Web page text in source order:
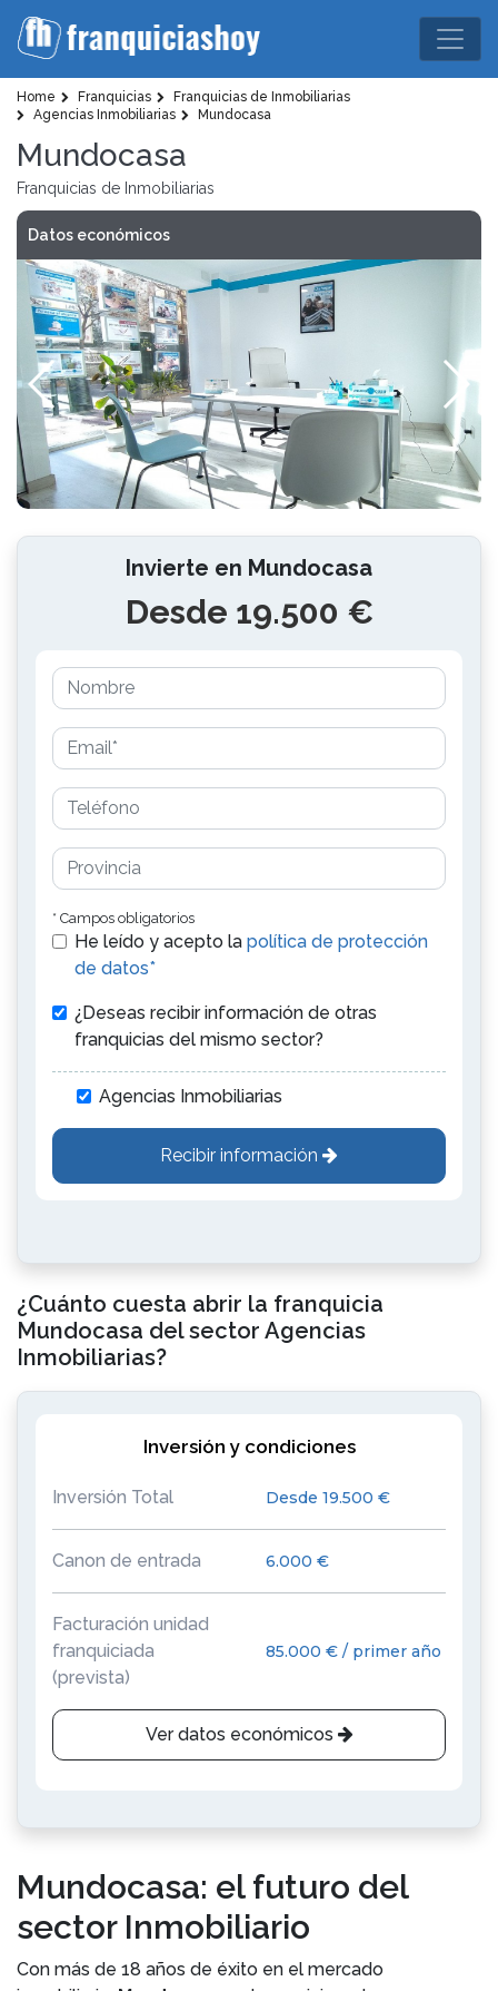
Home Franquicias
Franquicias de Inmobiliarias
Agencias Inmobiliarias
Mundocasa
Mundocasa
Franquicias de Inmobiliarias
Datos económicos
Invierte en Mundocasa
Desde 19.500 €
* Campos obligatorios
He leído y acepto la política de protección
de datos*
¿Deseas recibir información de otras
franquicias del mismo sector?
Agencias Inmobiliarias
Recibir información
¿Cuánto cuesta abrir la franquicia
Mundocasa del sector Agencias
Inmobiliarias?
Inversión y condiciones
Inversión Total Desde 19.500 €
Canon de entrada 6.000 €
Facturación unidad
franquiciada
(prevista)
85.000 € / primer año
Ver datos económicos
Mundocasa: el futuro del
sector Inmobiliario
Con más de 18 años de éxito en el mercado